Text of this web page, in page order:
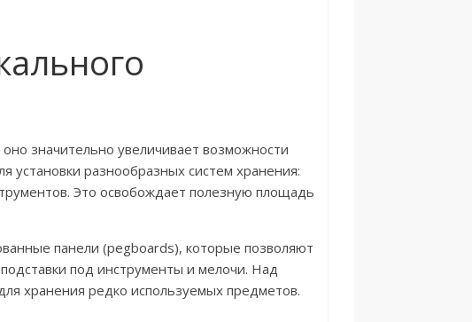
значительно увеличивает возможности
установки разнообразных систем хранения:
Это освобождает полезную площадь
панели (pegboards), которые позволяют
под инструменты и мелочи. Над
хранения редко используемых предметов.